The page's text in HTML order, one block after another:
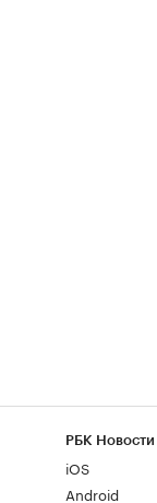
РБК Новости
iOS
Android